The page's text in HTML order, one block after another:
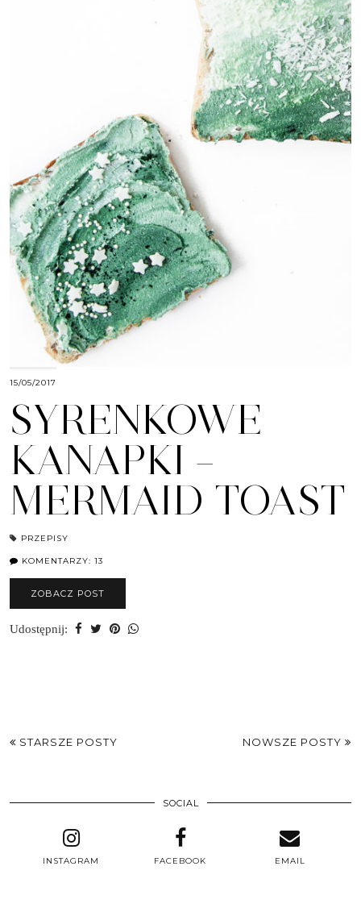
15/05/2017
SYRENKOWE
KANAPKI –
MERMAID TOAST
PRZEPISY
KOMENTARZY: 13
ZOBACZ POST
Udostępnij:
STARSZE POSTY NOWSZE POSTY
SOCIAL
INSTAGRAM FACEBOOK EMAIL